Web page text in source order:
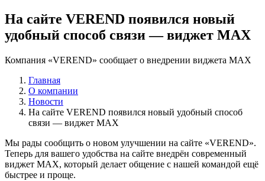
На сайте VEREND появился новый
удобный способ связи — виджет MAX
Компания «VEREND» сообщает о внедрении виджета MAX
Главная
О компании
Новости
На сайте VEREND появился новый удобный способ
связи — виджет MAX
Мы рады сообщить о новом улучшении на сайте «VEREND».
Теперь для вашего удобства на сайте внедрён современный
виджет MAX, который делает общение с нашей командой ещё
быстрее и проще.